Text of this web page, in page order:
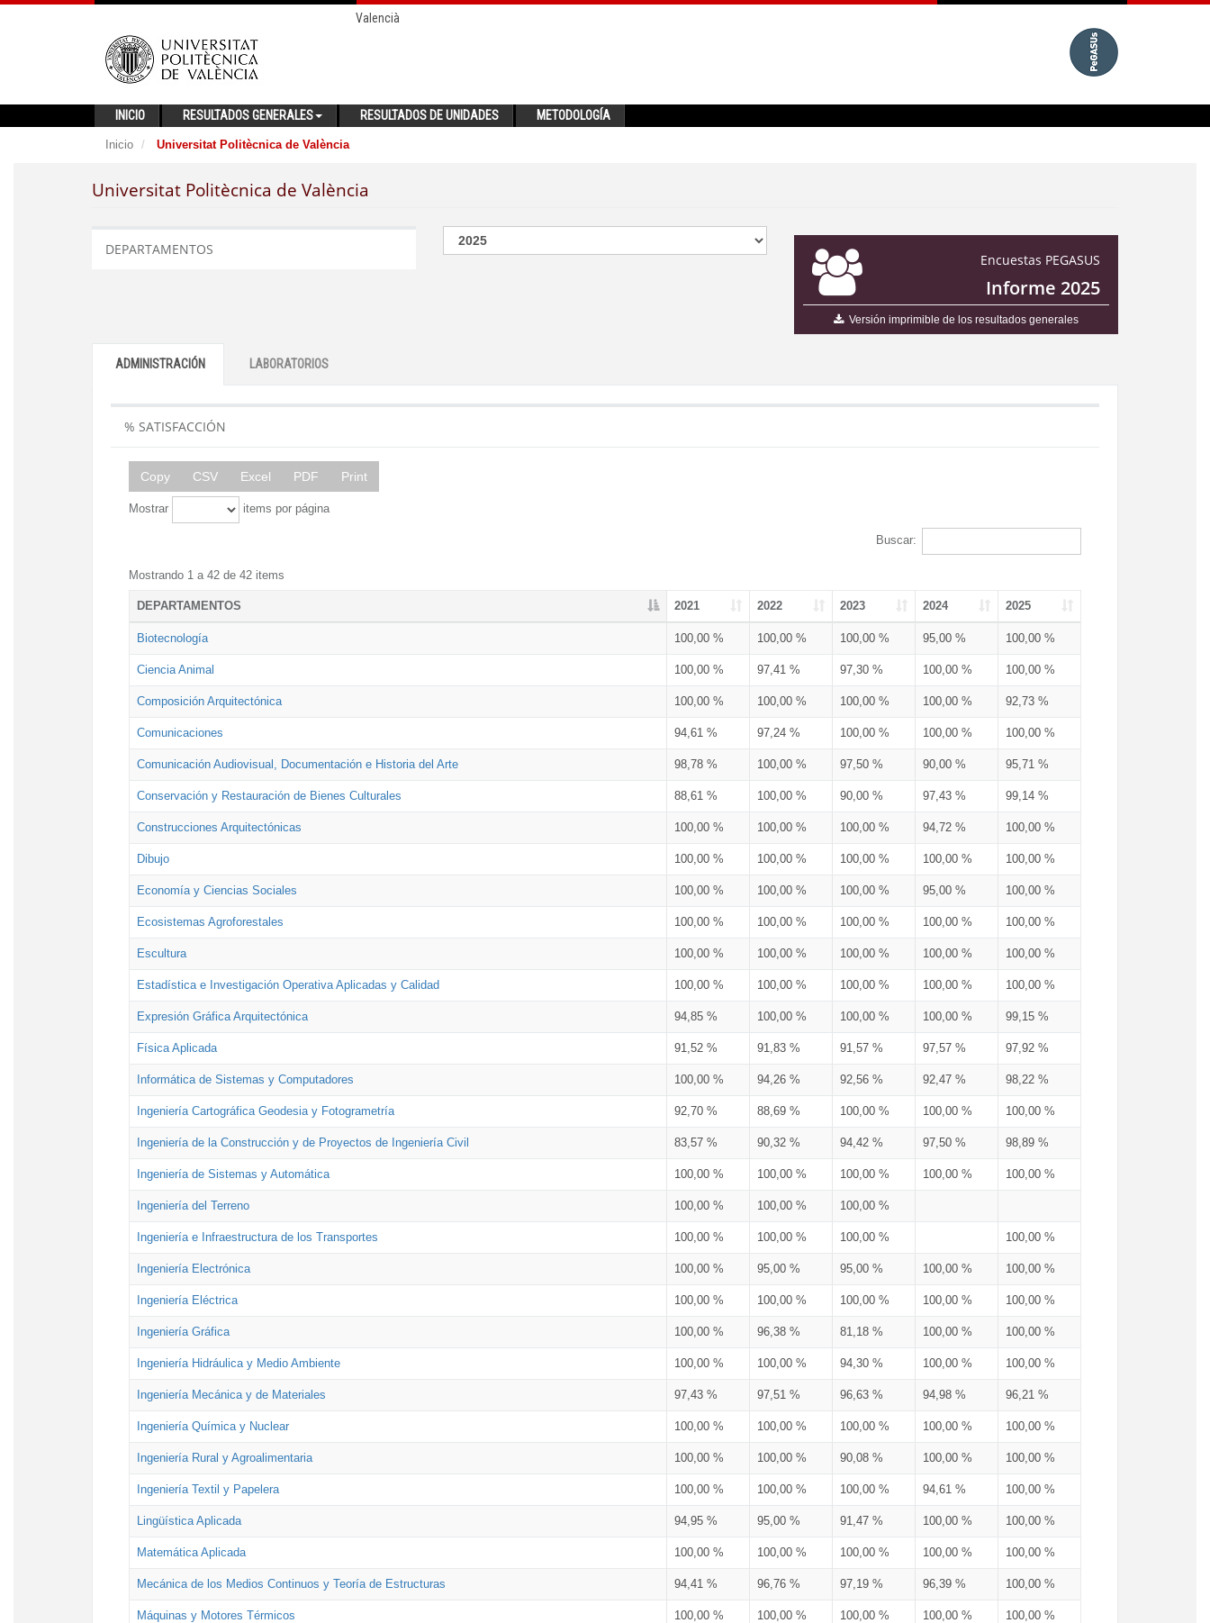
Valencià
INICIO RESULTADOS GENERALES RESULTADOS DE UNIDADES METODOLOGÍA
Inicio Universitat Politècnica de València
Universitat Politècnica de València
Encuestas PEGASUS
Informe 2025
Versión imprimible de los resultados generales
DEPARTAMENTOS
ADMINISTRACIÓN LABORATORIOS
% SATISFACCIÓN
Copy CSV Excel PDF Print
Mostrar items por página
Buscar:
Mostrando 1 a 42 de 42 items
DEPARTAMENTOS 2021 2022 2023 2024 2025
Biotecnología 100,00 % 100,00 % 100,00 % 95,00 % 100,00 %
Ciencia Animal 100,00 % 97,41 % 97,30 % 100,00 % 100,00 %
Composición Arquitectónica 100,00 % 100,00 % 100,00 % 100,00 % 92,73 %
Comunicaciones 94,61 % 97,24 % 100,00 % 100,00 % 100,00 %
Comunicación Audiovisual, Documentación e Historia del Arte 98,78 % 100,00 % 97,50 % 90,00 % 95,71 %
Conservación y Restauración de Bienes Culturales 88,61 % 100,00 % 90,00 % 97,43 % 99,14 %
Construcciones Arquitectónicas 100,00 % 100,00 % 100,00 % 94,72 % 100,00 %
Dibujo 100,00 % 100,00 % 100,00 % 100,00 % 100,00 %
Economía y Ciencias Sociales 100,00 % 100,00 % 100,00 % 95,00 % 100,00 %
Ecosistemas Agroforestales 100,00 % 100,00 % 100,00 % 100,00 % 100,00 %
Escultura 100,00 % 100,00 % 100,00 % 100,00 % 100,00 %
Estadística e Investigación Operativa Aplicadas y Calidad 100,00 % 100,00 % 100,00 % 100,00 % 100,00 %
Expresión Gráfica Arquitectónica 94,85 % 100,00 % 100,00 % 100,00 % 99,15 %
Física Aplicada 91,52 % 91,83 % 91,57 % 97,57 % 97,92 %
Informática de Sistemas y Computadores 100,00 % 94,26 % 92,56 % 92,47 % 98,22 %
Ingeniería Cartográfica Geodesia y Fotogrametría 92,70 % 88,69 % 100,00 % 100,00 % 100,00 %
Ingeniería de la Construcción y de Proyectos de Ingeniería Civil 83,57 % 90,32 % 94,42 % 97,50 % 98,89 %
Ingeniería de Sistemas y Automática 100,00 % 100,00 % 100,00 % 100,00 % 100,00 %
Ingeniería del Terreno 100,00 % 100,00 % 100,00 %
Ingeniería e Infraestructura de los Transportes 100,00 % 100,00 % 100,00 % 100,00 %
Ingeniería Electrónica 100,00 % 95,00 % 95,00 % 100,00 % 100,00 %
Ingeniería Eléctrica 100,00 % 100,00 % 100,00 % 100,00 % 100,00 %
Ingeniería Gráfica 100,00 % 96,38 % 81,18 % 100,00 % 100,00 %
Ingeniería Hidráulica y Medio Ambiente 100,00 % 100,00 % 94,30 % 100,00 % 100,00 %
Ingeniería Mecánica y de Materiales 97,43 % 97,51 % 96,63 % 94,98 % 96,21 %
Ingeniería Química y Nuclear 100,00 % 100,00 % 100,00 % 100,00 % 100,00 %
Ingeniería Rural y Agroalimentaria 100,00 % 100,00 % 90,08 % 100,00 % 100,00 %
Ingeniería Textil y Papelera 100,00 % 100,00 % 100,00 % 94,61 % 100,00 %
Lingüística Aplicada 94,95 % 95,00 % 91,47 % 100,00 % 100,00 %
Matemática Aplicada 100,00 % 100,00 % 100,00 % 100,00 % 100,00 %
Mecánica de los Medios Continuos y Teoría de Estructuras 94,41 % 96,76 % 97,19 % 96,39 % 100,00 %
Máquinas y Motores Térmicos 100,00 % 100,00 % 100,00 % 100,00 % 100,00 %